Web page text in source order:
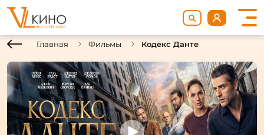
Главная Фильмы Кодекс Данте